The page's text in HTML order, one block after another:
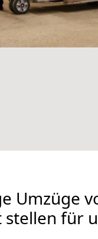
Umzüge
stellen für